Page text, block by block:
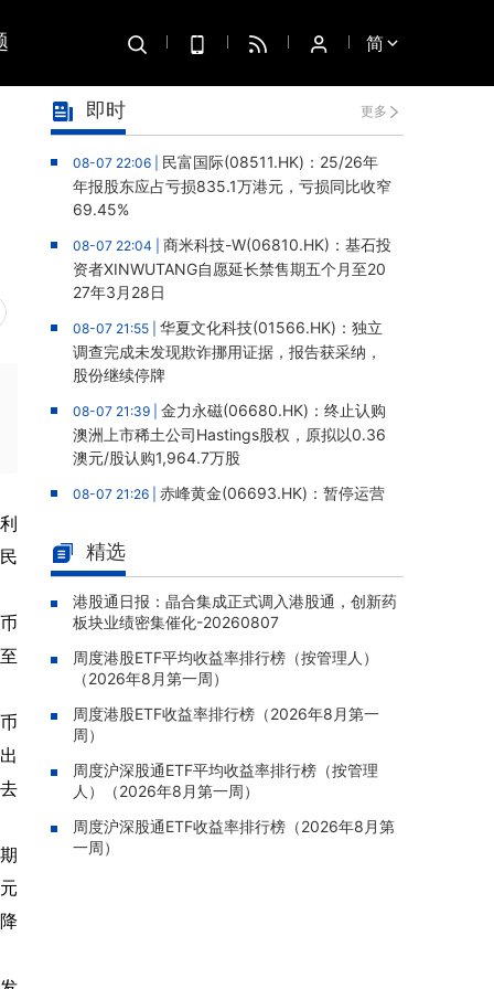
简
即时 更多
08-07 22:06 | 民富国际(08511.HK)：25/26年
年报股东应占亏损835.1万港元，亏损同比收窄
69.45%
08-07 22:04 | 商米科技-W(06810.HK)：基石投
资者XINWUTANG自愿延长禁售期五个月至20
27年3月28日
08-07 21:55 | 华夏文化科技(01566.HK)：独立
调查完成未发现欺诈挪用证据，报告获采纳，
股份继续停牌
08-07 21:39 | 金力永磁(06680.HK)：终止认购
澳洲上市稀土公司Hastings股权，原拟以0.36
澳元/股认购1,964.7万股
08-07 21:26 | 赤峰黄金(06693.HK)：暂停运营
人民币5,406万元
08-07 20:07 |灵宝黄金(03330.HK)：新疆哈巴
河勘查取得重大进展，保有金金属量由13.20吨
跃升至53.94吨
08-07 20:04 |迅策(03317.HK)：与天合算力订
立战略合作备忘，共探能源垂类大模型与Toke
n工厂商业化
08-07 20:02 |
中国泛半导体IMSS市场排名第三
08-07 19:47 | 浙能迈领绿航二次递表港交所，为
全球领先的绿色航运设备和系统提供商
08-07 19:09 |
精选
港股通日报：晶合集成正式调入港股通，创新药
板块业绩密集催化-20260807
周度港股ETF平均收益率排行榜（按管理人）
（2026年8月第一周）
周度港股ETF收益率排行榜（2026年8月第一
周）
周度沪深股通ETF平均收益率排行榜（按管理
人）（2026年8月第一周）
周度沪深股通ETF收益率排行榜（2026年8月第
一周）